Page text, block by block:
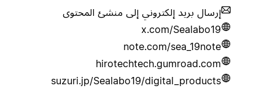
إرسال بريد إلكتروني إلى منشئ المحتوى
x.com/Sealabo19
note.com/sea_19note
hirotechtech.gumroad.com
suzuri.jp/Sealabo19/digital_products